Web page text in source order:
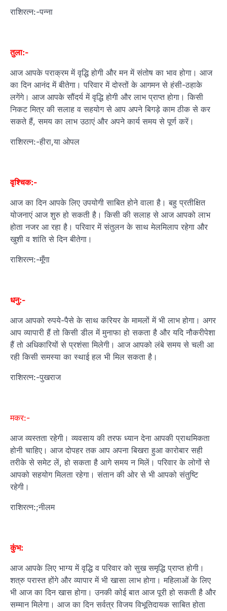
राशिरत्न:-पन्ना
तुला:-
आज आपके पराक्रम में वृद्धि होगी और मन में संतोष का भाव होगा। आज
का दिन आनंद में बीतेगा। परिवार में दोस्‍तों के आगमन से हंसी-ठहाके
लगेंगे। आज आपके सौंदर्य में वृद्धि होगी और लाभ प्राप्‍त होगा। किसी
निकट मित्र की सलाह व सहयोग से आप अपने बिगड़े काम ठीक से कर
सकते हैं, समय का लाभ उठाएं और अपने कार्य समय से पूर्ण करें।
राशिरत्न:-हीरा,या ओपल
वृश्चिक:-
आज का दिन आपके लिए उपयोगी साबित होने वाला है। बहु प्रतीक्षित
योजनाएं आज शुरु हो सकती है। किसी की सलाह से आज आपको लाभ
होता नजर आ रहा है। परिवार में संतुलन के साथ मेलमिलाप रहेगा और
खुशी व शांति से दिन बीतेगा।
राशिरत्न:-मूँगा
धनु:-
आज आपको रुपये-पैसे के साथ करियर के मामलों में भी लाभ होगा। अगर
आप व्‍यापारी हैं तो किसी डील में मुनाफा हो सकता है और यदि नौकरीपेशा
हैं तो अधिकारियों से प्रशंसा मिलेगी। आज आपको लंबे समय से चली आ
रही किसी समस्‍या का स्‍थाई हल भी मिल सकता है।
राशिरत्न:-पुखराज
मकर:-
आज व्‍यस्‍तता रहेगी। व्यवसाय की तरफ ध्यान देना आपकी प्राथमिकता
होनी चाहिए। आज दोपहर तक आप अपना बिखरा हुआ कारोबार सही
तरीके से समेट लें, हो सकता है आगे समय न मिलें। परिवार के लोगों से
आपको सहयोग मिलता रहेगा। संतान की ओर से भी आपको संतुष्टि
रहेगी।
राशिरत्न:;नीलम
कुंभ:
आज आपके लिए भाग्‍य में वृद्धि व परिवार को सुख समृद्धि प्राप्‍त होगी।
शत्रु परास्‍त होंगे और व्‍यापार में भी खासा लाभ होगा। महिलाओं के लिए
भी आज का दिन खास होगा। उनकी कोई बात आज पूरी हो सकती है और
सम्‍मान मिलेगा। आज का दिन सर्वत्र विजय विभूतिदायक साबित होता